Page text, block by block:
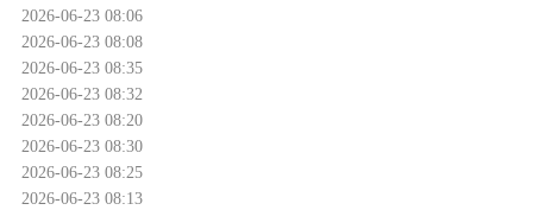
2026-06-23 08:06
2026-06-23 08:08
2026-06-23 08:35
2026-06-23 08:32
2026-06-23 08:20
2026-06-23 08:30
2026-06-23 08:25
2026-06-23 08:13